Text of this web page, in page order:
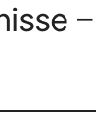
–